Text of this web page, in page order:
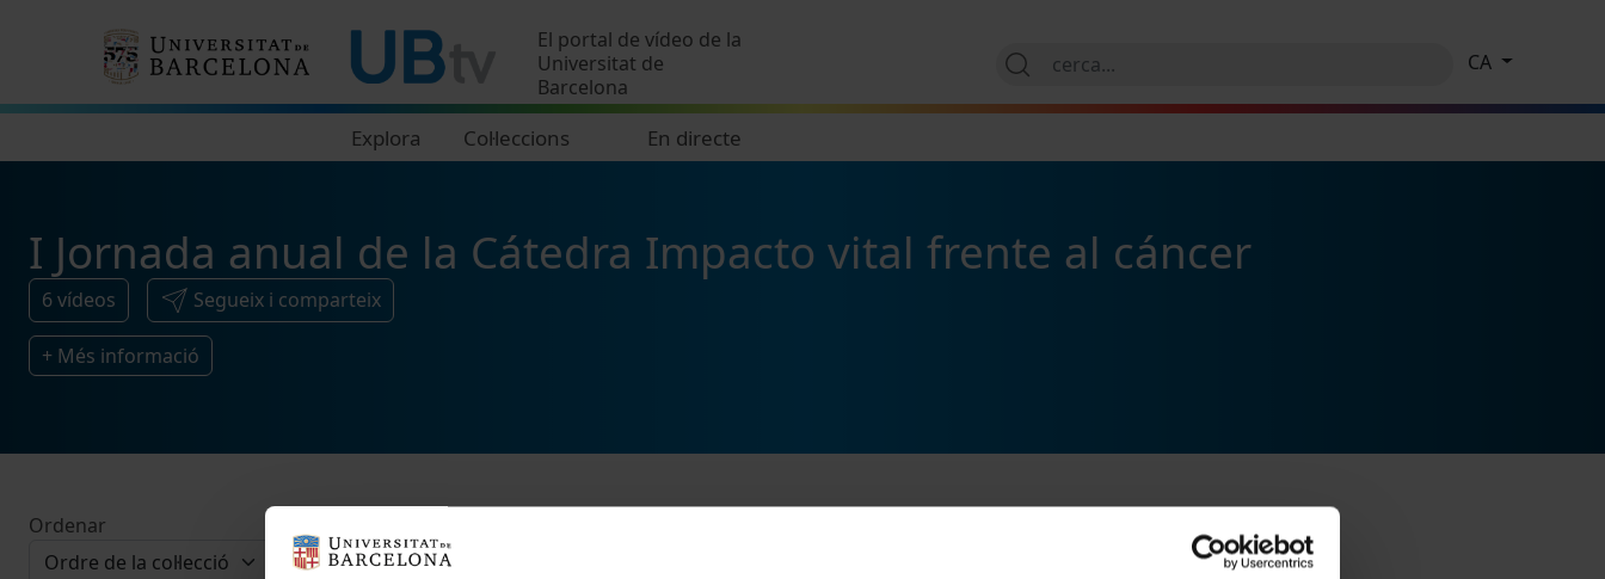
El portal de vídeo de la
Universitat de
Barcelona
Explora Col·leccions En directe
CA
I Jornada anual de la Cátedra Impacto vital frente al cáncer
6 vídeos Segueix i comparteix
+ Més informació
Ordenar